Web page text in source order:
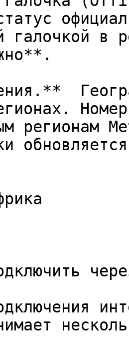
галочкой в
регионам